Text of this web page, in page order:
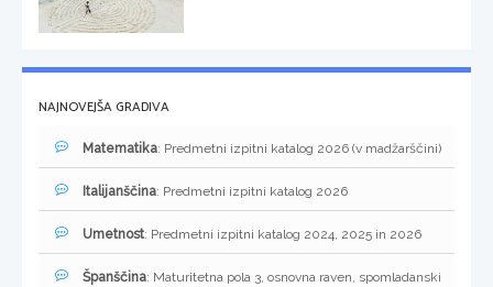
NAJNOVEJŠA GRADIVA
Matematika: Predmetni izpitni katalog 2026 (v madžarščini)
Italijanščina: Predmetni izpitni katalog 2026
Umetnost: Predmetni izpitni katalog 2024, 2025 in 2026
Španščina: Maturitetna pola 3, osnovna raven, spomladanski